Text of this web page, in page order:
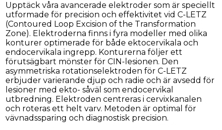
Upptäck våra avancerade elektroder som är speciellt
utformade för precision och effektivitet vid C-LETZ
(Contoured Loop Excision of the Transformation
Zone). Elektroderna finns i fyra modeller med olika
konturer optimerade för både ektocervikala och
endocervikala ingrepp. Konturerna följer ett
förutsägbart mönster för CIN-lesionen. Den
asymmetriska rotationselektroden för C-LETZ
erbjuder varierande djup och radie och är avsedd för
lesioner med ekto- såväl som endocervikal
utbredning. Elektroden centreras i cervixkanalen
och roteras ett helt varv. Metoden är optimal för
vävnadssparing och diagnostisk precision.